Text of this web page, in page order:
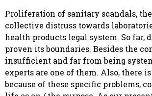
Proliferation of sanitary scandals,
collective distruss towards
health products legal system. So far,
proven its boundaries. Besides the
insufficient and far from being
experts are one of them. Also, there
because of these specific problems,